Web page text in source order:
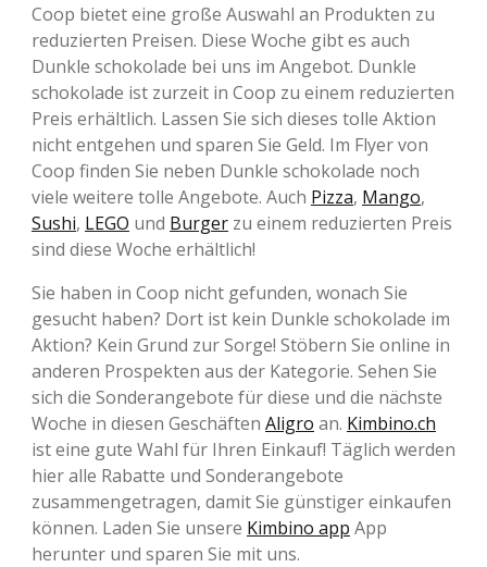
Coop bietet eine große Auswahl an Produkten zu
reduzierten Preisen. Diese Woche gibt es auch
Dunkle schokolade bei uns im Angebot. Dunkle
schokolade ist zurzeit in Coop zu einem reduzierten
Preis erhältlich. Lassen Sie sich dieses tolle Aktion
nicht entgehen und sparen Sie Geld. Im Flyer von
Coop finden Sie neben Dunkle schokolade noch
viele weitere tolle Angebote. Auch Pizza, Mango,
Sushi, LEGO und Burger zu einem reduzierten Preis
sind diese Woche erhältlich!
Sie haben in Coop nicht gefunden, wonach Sie
gesucht haben? Dort ist kein Dunkle schokolade im
Aktion? Kein Grund zur Sorge! Stöbern Sie online in
anderen Prospekten aus der Kategorie. Sehen Sie
sich die Sonderangebote für diese und die nächste
Woche in diesen Geschäften Aligro an. Kimbino.ch
ist eine gute Wahl für Ihren Einkauf! Täglich werden
hier alle Rabatte und Sonderangebote
zusammengetragen, damit Sie günstiger einkaufen
können. Laden Sie unsere Kimbino app App
herunter und sparen Sie mit uns.